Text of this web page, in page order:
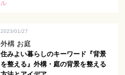
ル
2023/01/27
外構 お庭
住みよい暮らしのキーワード『背景
を整える』外構・庭の背景を整える